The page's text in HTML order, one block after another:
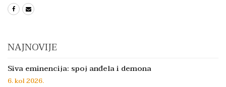
NAJNOVIJE
Siva eminencija: spoj anđela i demona
6. kol 2026.